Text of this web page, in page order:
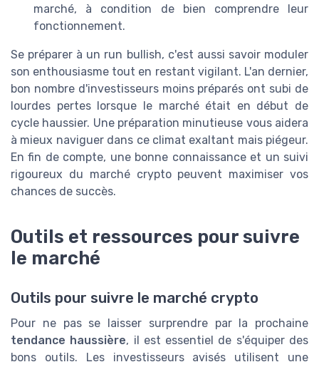
marché, à condition de bien comprendre leur
fonctionnement.
Se préparer à un run bullish, c'est aussi savoir moduler
son enthousiasme tout en restant vigilant. L'an dernier,
bon nombre d'investisseurs moins préparés ont subi de
lourdes pertes lorsque le marché était en début de
cycle haussier. Une préparation minutieuse vous aidera
à mieux naviguer dans ce climat exaltant mais piégeur.
En fin de compte, une bonne connaissance et un suivi
rigoureux du marché crypto peuvent maximiser vos
chances de succès.
Outils et ressources pour suivre
le marché
Outils pour suivre le marché crypto
Pour ne pas se laisser surprendre par la prochaine
tendance haussière, il est essentiel de s'équiper des
bons outils. Les investisseurs avisés utilisent une